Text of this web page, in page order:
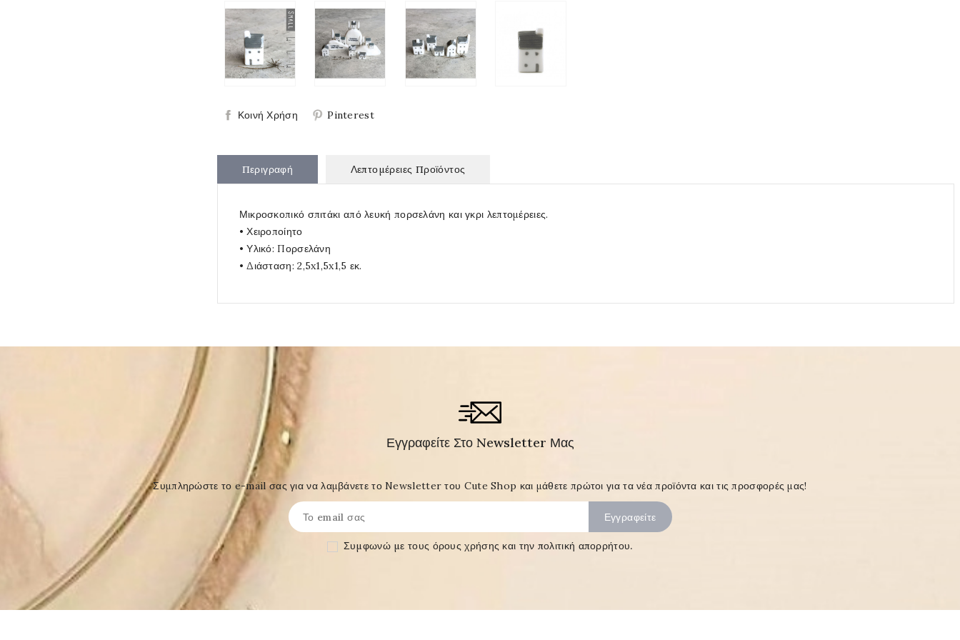
Κοινή Χρήση Pinterest
Περιγραφή Λεπτομέρειες Προϊόντος
Μικροσκοπικό σπιτάκι από λευκή πορσελάνη και γκρι λεπτομέρειες.
• Χειροποίητο
• Υλικό: Πορσελάνη
• Διάσταση: 2,5x1,5x1,5 εκ.
Εγγραφείτε Στο Newsletter Μας
Συμπληρώστε το e-mail σας για να λαμβάνετε το Newsletter του Cute Shop και μάθετε πρώτοι για τα νέα προϊόντα και τις προσφορές μας!
Συμφωνώ με τους όρους χρήσης και την πολιτική απορρήτου.